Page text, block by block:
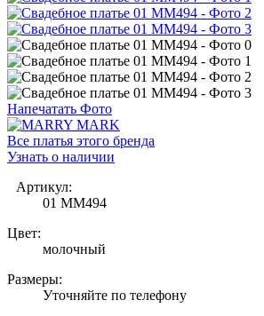
Напечатать Фото
Все платья этого бренда
Узнать о наличии
Артикул:
01 MM494
Цвет:
молочный
Размеры:
Уточняйте по телефону